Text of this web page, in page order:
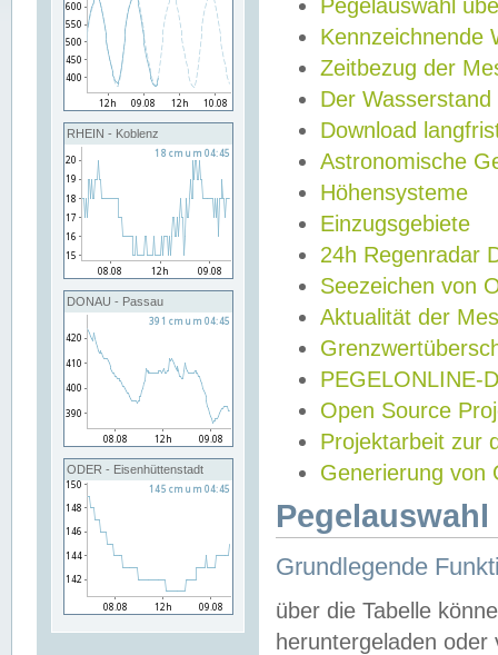
RHEIN - Koblenz
DONAU - Passau
ODER - Eisenhüttenstadt
Pegelauswahl
Kennzeichnende
Zeitbezug der
Der Wasserstand
Download
Astronomische
Höhensysteme
Einzugsgebiete
24h Regenradar
Seezeichen von
Aktualität der
PEGELONLINE-
Open Source
Projektarbeit zur
Generierung von
Grundlegende
über die Tabelle
heruntergeladen oder